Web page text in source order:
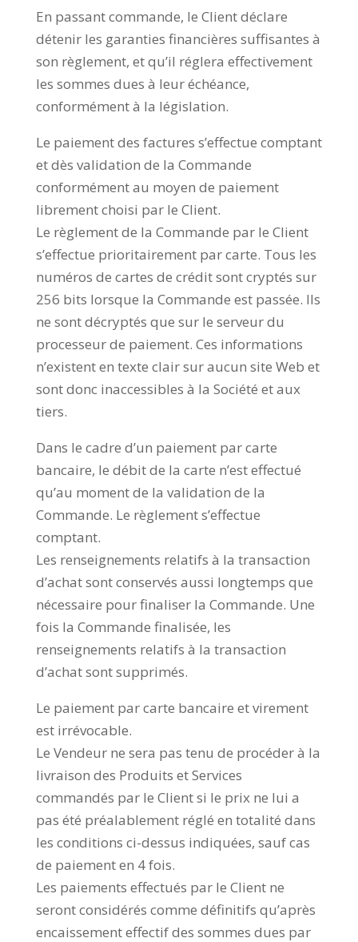
En passant commande, le Client déclare
détenir les garanties financières suffisantes à
son règlement, et qu’il réglera effectivement
les sommes dues à leur échéance,
conformément à la législation.
Le paiement des factures s’effectue comptant
et dès validation de la Commande
conformément au moyen de paiement
librement choisi par le Client.
Le règlement de la Commande par le Client
s’effectue prioritairement par carte. Tous les
numéros de cartes de crédit sont cryptés sur
256 bits lorsque la Commande est passée. Ils
ne sont décryptés que sur le serveur du
processeur de paiement. Ces informations
n’existent en texte clair sur aucun site Web et
sont donc inaccessibles à la Société et aux
tiers.
Dans le cadre d’un paiement par carte
bancaire, le débit de la carte n’est effectué
qu’au moment de la validation de la
Commande. Le règlement s’effectue
comptant.
Les renseignements relatifs à la transaction
d’achat sont conservés aussi longtemps que
nécessaire pour finaliser la Commande. Une
fois la Commande finalisée, les
renseignements relatifs à la transaction
d’achat sont supprimés.
Le paiement par carte bancaire et virement
est irrévocable.
Le Vendeur ne sera pas tenu de procéder à la
livraison des Produits et Services
commandés par le Client si le prix ne lui a
pas été préalablement réglé en totalité dans
les conditions ci-dessus indiquées, sauf cas
de paiement en 4 fois.
Les paiements effectués par le Client ne
seront considérés comme définitifs qu’après
encaissement effectif des sommes dues par